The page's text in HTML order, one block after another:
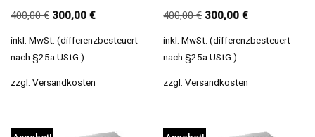
400,00€ 300,00 €
inkl. MwSt. (differenzbesteuert
nach §25a UStG.)
zzgl. Versandkosten
400,00€ 300,00€
inkl. MwSt. (differenzbesteuert
nach §25a UStG.)
zzgl.Versandkosten